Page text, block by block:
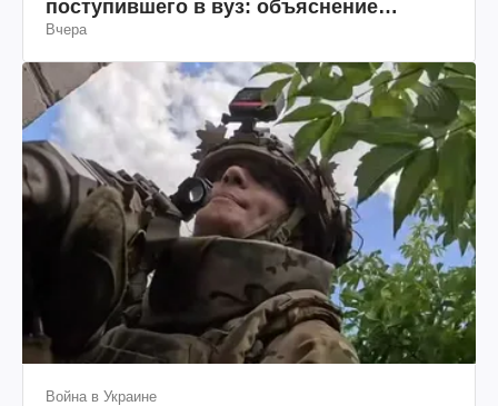
поступившего в вуз: объяснение
юриста
Вчера
Война в Украине